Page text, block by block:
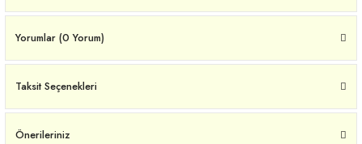
Yorumlar (0 Yorum)
Taksit Seçenekleri
Önerileriniz